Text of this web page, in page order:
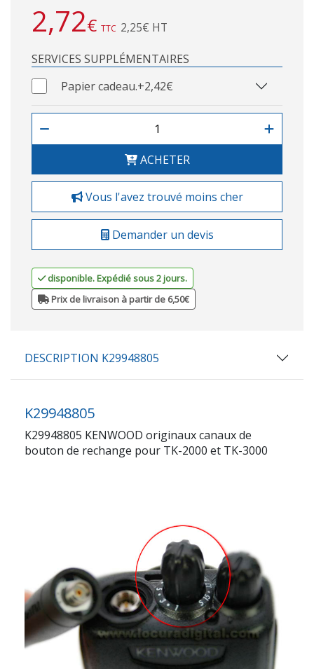
2,72€ TTC 2,25€ HT
SERVICES SUPPLÉMENTAIRES
Papier cadeau.+2,42€
ACHETER
Vous l'avez trouvé moins cher
Demander un devis
disponible. Expédié sous 2 jours.
Prix de livraison à partir de 6,50€
DESCRIPTION K29948805
K29948805
K29948805 KENWOOD originaux canaux de
bouton de rechange pour TK-2000 et TK-3000